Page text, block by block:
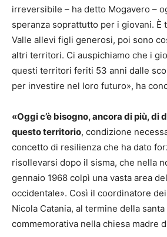
irreversibile – ha detto Mogavero –
speranza soprattutto per i giovani. È
Valle allevi figli generosi, poi sono
altri territori. Ci auspichiamo che i
questi territori feriti 53 anni dalle
per investire nel loro futuro», ha
«Oggi c’è bisogno, ancora di più, di
questo territorio, condizione
concetto di resilienza che ha dato
risollevarsi dopo il sisma, che nella
gennaio 1968 colpì una vasta area
occidentale». Così il coordinatore
Nicola Catania, al termine della santa
commemorativa nella chiesa madre